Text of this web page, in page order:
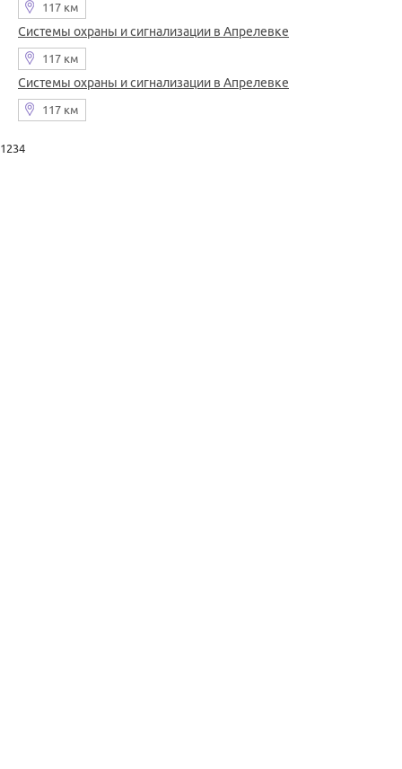
117 км
Системы охраны и сигнализации в Апрелевке
117 км
Системы охраны и сигнализации в Апрелевке
117 км
1234